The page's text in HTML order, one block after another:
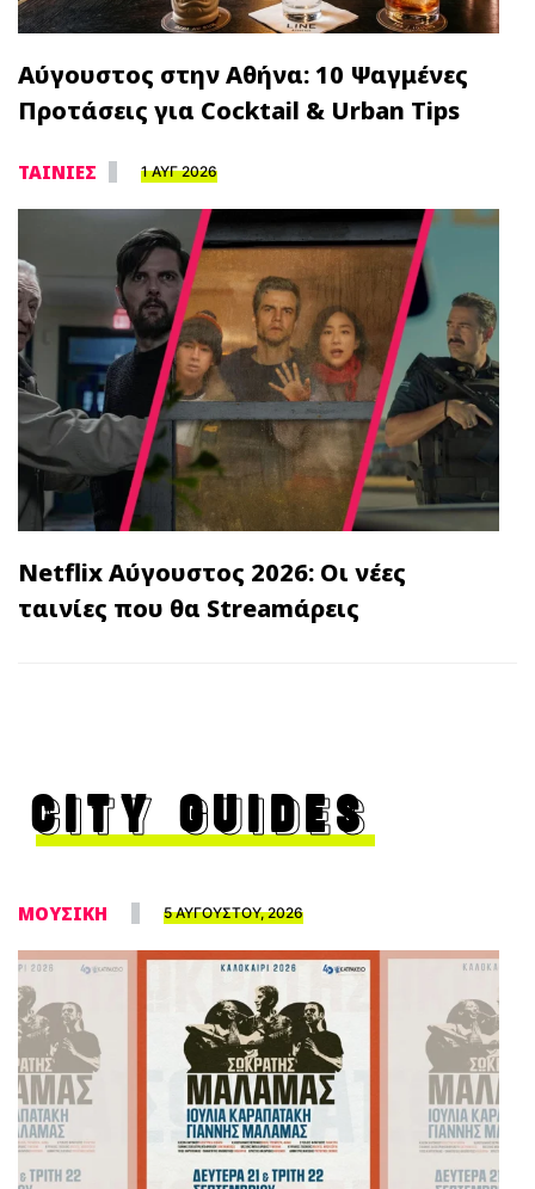
Αύγουστος στην Αθήνα: 10 Ψαγμένες
Προτάσεις για Cocktail & Urban Tips
ΤΑΙΝΙΕΣ 1 ΑΥΓ 2026
Netflix Αύγουστος 2026: Οι νέες
ταινίες που θα Streamάρεις
CITY GUIDES
ΜΟΥΣΙΚΗ 5 ΑΥΓΟΥΣΤΟΥ, 2026